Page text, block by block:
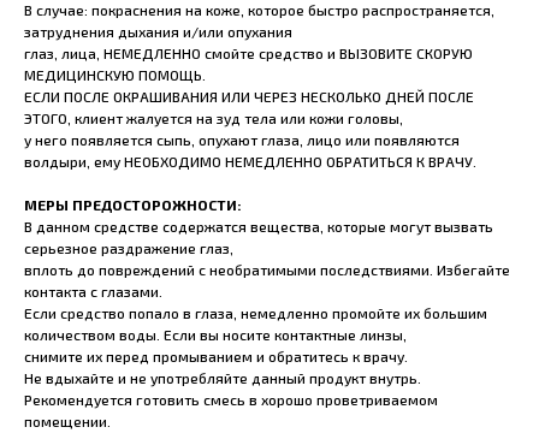
В случае: покраснения на коже, которое быстро распространяется,
затруднения дыхания и/или опухания
глаз, лица, НЕМЕДЛЕННО смойте средство и ВЫЗОВИТЕ СКОРУЮ
МЕДИЦИНСКУЮ ПОМОЩЬ.
ЕСЛИ ПОСЛЕ ОКРАШИВАНИЯ ИЛИ ЧЕРЕЗ НЕСКОЛЬКО ДНЕЙ ПОСЛЕ
ЭТОГО, клиент жалуется на зуд тела или кожи головы,
у него появляется сыпь, опухают глаза, лицо или появляются
волдыри, ему НЕОБХОДИМО НЕМЕДЛЕННО ОБРАТИТЬСЯ К ВРАЧУ.
МЕРЫ ПРЕДОСТОРОЖНОСТИ:
В данном средстве содержатся вещества, которые могут вызвать
серьезное раздражение глаз,
вплоть до повреждений с необратимыми последствиями. Избегайте
контакта с глазами.
Если средство попало в глаза, немедленно промойте их большим
количеством воды. Если вы носите контактные линзы,
снимите их перед промыванием и обратитесь к врачу.
Не вдыхайте и не употребляйте данный продукт внутрь.
Рекомендуется готовить смесь в хорошо проветриваемом
помещении.